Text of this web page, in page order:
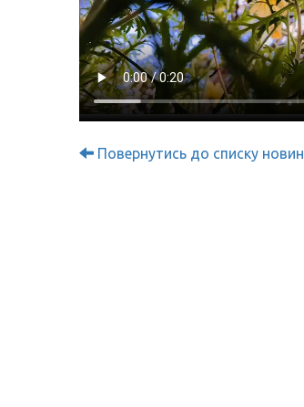
Повернутись до списку новин